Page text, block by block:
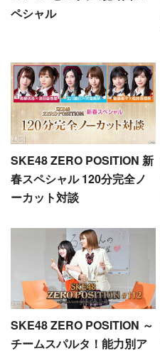
ペシャル
SKE48 ZERO POSITION 新
春スペシャル 120分完全ノ
ーカット対談
SKE48 ZERO POSITION ～
チームスパルタ！能力別ア